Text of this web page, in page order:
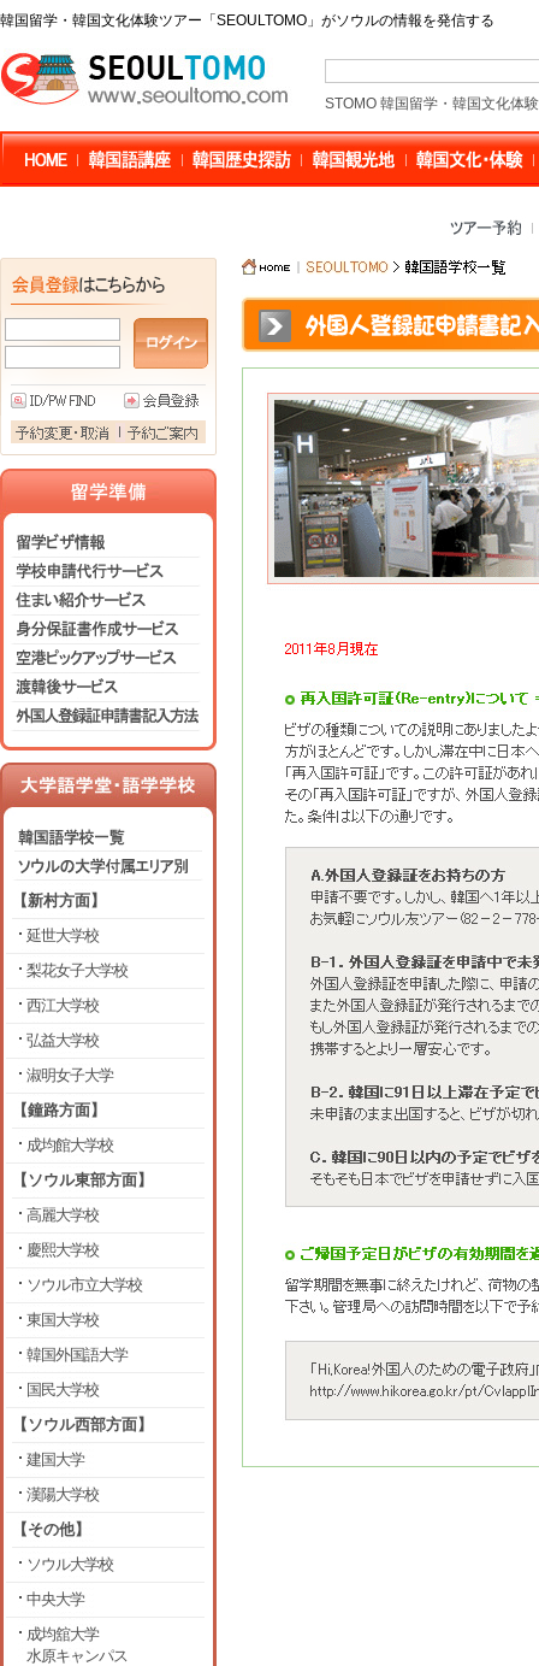
韓国留学・韓国文化体験ツアー「SEOULTOMO」がソウルの情報を発信する
STOMO 韓国留学・韓国文化体
【新村方面】
延世大学校
梨花女子大学校
西江大学校
弘益大学校
淑明女子大学
【鐘路方面】
成均館大学校
【ソウル東部方面】
高麗大学校
慶熙大学校
ソウル市立大学校
東国大学校
韓国外国語大学
国民大学校
【ソウル西部方面】
建国大学
漢陽大学校
【その他】
ソウル大学校
中央大学
成均舘大学
水原キャンパス